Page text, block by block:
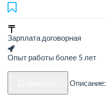
Зарплата договорная
Опыт работы более 5 лет
Описание: